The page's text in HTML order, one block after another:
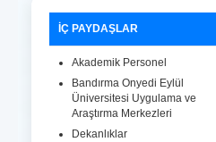
İÇ PAYDAŞLAR
Akademik Personel
Bandırma Onyedi Eylül
Üniversitesi Uygulama ve
Araştırma Merkezleri
Dekanlıklar